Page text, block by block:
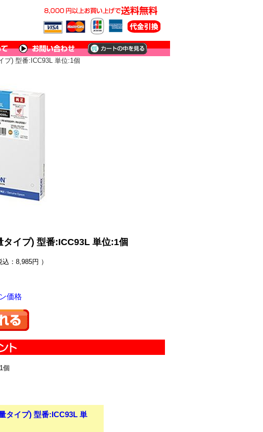
プ) 型番:ICC93L 単位:1個
イプ) 型番:ICC93L 単位:1個
込：8,985円 ）
価格
個
タイプ) 型番:ICC93L 単